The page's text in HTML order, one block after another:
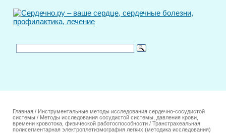
Главная / Инструментальные методы исследования сердечно-сосудистой
системы / Методы исследования сосудистой системы, давления крови,
времени кровотока, физической работоспособности / Транстрахеальная
полисегментарная электроплетизмография легких (методика исследования)